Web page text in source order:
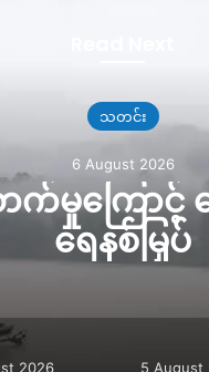
သတင်း
6 August 2026
က်မှုကြောင့်
ရေနစ်မြှပ်
2026 5 August